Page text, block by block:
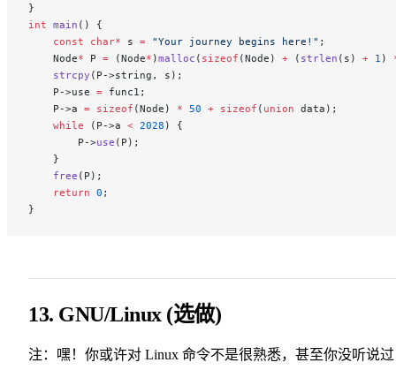
}
int main () {
    const
char* s = "Your journey begins here!" ;
    Node
* P = (Node* )malloc ( sizeof (Node) + ( strlen (s) + 1 )
    strcpy
(P->string, s);
    P->use
= func1;
    P->a
= sizeof (Node) * 50 + sizeof ( union data);
    while
(P->a < 2028 ) {
        P->
use (P);
    }
    free
(P);
    return
0 ;
}
13. GNU/Linux (选做)
注：嘿！你或许对 Linux 命令不是很熟悉，甚至你没听说过